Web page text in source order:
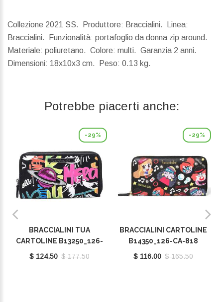
Collezione 2021 SS. Produttore: Braccialini. Linea:
Braccialini. Funzionalità: portafoglio da donna zip around.
Materiale: poliuretano. Colore: multi. Garanzia 2 anni.
Dimensioni: 18x10x3 cm. Peso: 0.13 kg.
Potrebbe piacerti anche:
-29%
BRACCIALINI TUA
CARTOLINE B13250_126-
YY-818
$ 124.50 $ 177.50
-29%
BRACCIALINI CARTOLINE
B14350_126-CA-818
$ 116.00 $ 165.50